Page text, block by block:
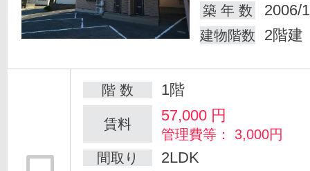
築 年 数
2006/
建物階数 2階建
階 数 1階
賃料 57,000 円
管理費等： 3,000円
間取り
2LDK